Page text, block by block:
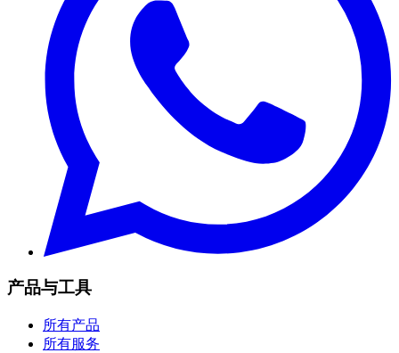
产品与工具
所有产品
所有服务